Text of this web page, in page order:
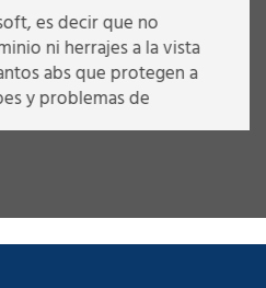
es decir que no
ni herrajes a la vista
abs que protegen a
y problemas de